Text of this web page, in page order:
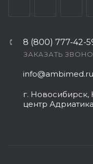
8 (800) 777-42-
ЗАКАЗАТЬ
info@ambimed.ru
г. Новосибирск,
центр Адриатика